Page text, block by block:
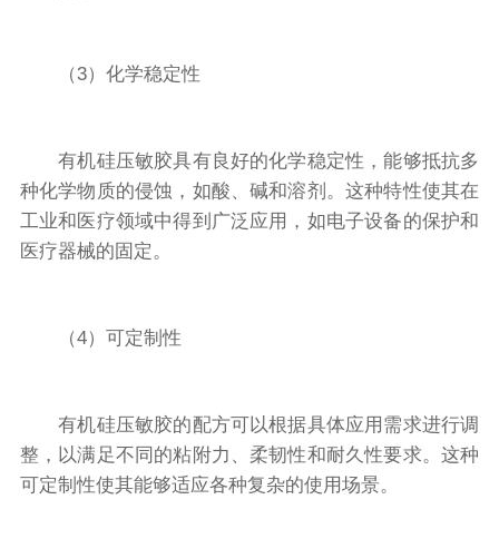
（3）化学稳定性
有机硅压敏胶具有良好的化学稳定性，能够抵抗多
种化学物质的侵蚀，如酸、碱和溶剂。这种特性使其在
工业和医疗领域中得到广泛应用，如电子设备的保护和
医疗器械的固定。
（4）可定制性
有机硅压敏胶的配方可以根据具体应用需求进行调
整，以满足不同的粘附力、柔韧性和耐久性要求。这种
可定制性使其能够适应各种复杂的使用场景。